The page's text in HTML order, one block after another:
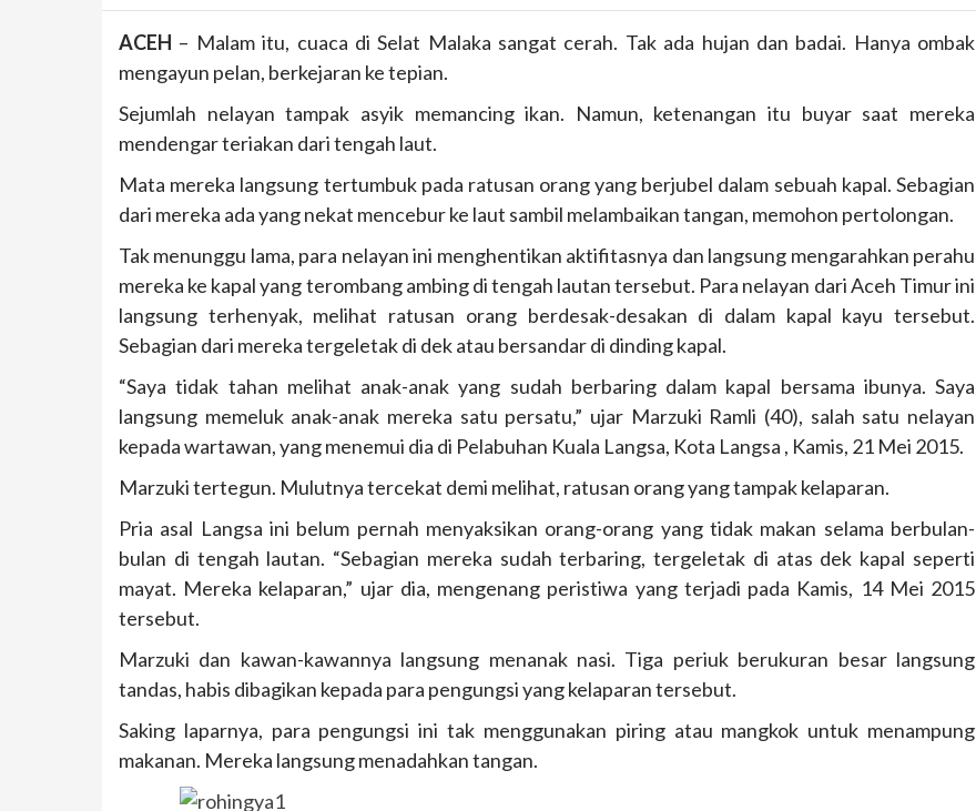
ACEH – Malam itu, cuaca di Selat Malaka sangat cerah. Tak ada hujan dan badai. Hanya ombak
mengayun pelan, berkejaran ke tepian.
Sejumlah nelayan tampak asyik memancing ikan. Namun, ketenangan itu buyar saat mereka
mendengar teriakan dari tengah laut.
Mata mereka langsung tertumbuk pada ratusan orang yang berjubel dalam sebuah kapal. Sebagian
dari mereka ada yang nekat mencebur ke laut sambil melambaikan tangan, memohon pertolongan.
Tak menunggu lama, para nelayan ini menghentikan aktifitasnya dan langsung mengarahkan perahu
mereka ke kapal yang terombang ambing di tengah lautan tersebut. Para nelayan dari Aceh Timur ini
langsung terhenyak, melihat ratusan orang berdesak-desakan di dalam kapal kayu tersebut.
Sebagian dari mereka tergeletak di dek atau bersandar di dinding kapal.
“Saya tidak tahan melihat anak-anak yang sudah berbaring dalam kapal bersama ibunya. Saya
langsung memeluk anak-anak mereka satu persatu,” ujar Marzuki Ramli (40), salah satu nelayan
kepada wartawan, yang menemui dia di Pelabuhan Kuala Langsa, Kota Langsa , Kamis, 21 Mei 2015.
Marzuki tertegun. Mulutnya tercekat demi melihat, ratusan orang yang tampak kelaparan.
Pria asal Langsa ini belum pernah menyaksikan orang-orang yang tidak makan selama berbulan-
bulan di tengah lautan. “Sebagian mereka sudah terbaring, tergeletak di atas dek kapal seperti
mayat. Mereka kelaparan,” ujar dia, mengenang peristiwa yang terjadi pada Kamis, 14 Mei 2015
tersebut.
Marzuki dan kawan-kawannya langsung menanak nasi. Tiga periuk berukuran besar langsung
tandas, habis dibagikan kepada para pengungsi yang kelaparan tersebut.
Saking laparnya, para pengungsi ini tak menggunakan piring atau mangkok untuk menampung
makanan. Mereka langsung menadahkan tangan.